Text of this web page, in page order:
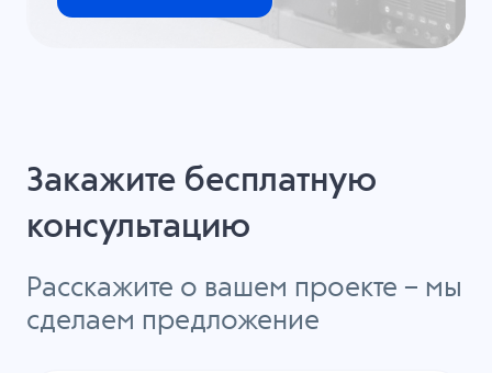
Закажите бесплатную
консультацию
Расскажите о вашем проекте – мы
сделаем предложение